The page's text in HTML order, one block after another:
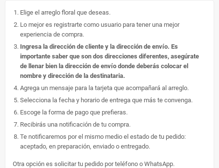
Elige el arreglo floral que deseas.
Lo mejor es registrarte como usuario para tener una mejor
experiencia de compra.
Ingresa la dirección de cliente y la dirección de envío. Es
importante saber que son dos direcciones diferentes, asegúrate
de llenar bien la dirección de envío donde deberás colocar el
nombre y dirección de la destinataria.
Agrega un mensaje para la tarjeta que acompañará al arreglo.
Selecciona la fecha y horario de entrega que más te convenga.
Escoge la forma de pago que prefieras.
Recibirás una notificación de tu compra.
Te notificaremos por el mismo medio el estado de tu pedido:
aceptado, en preparación, enviado o entregado.
Otra opción es solicitar tu pedido por teléfono o WhatsApp.